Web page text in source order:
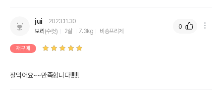
jui
2023.11.30
보리 (수컷) 2살 7.3kg 비숑프리제
재구매
잘먹어요~~만족합니다!!!!!!
0